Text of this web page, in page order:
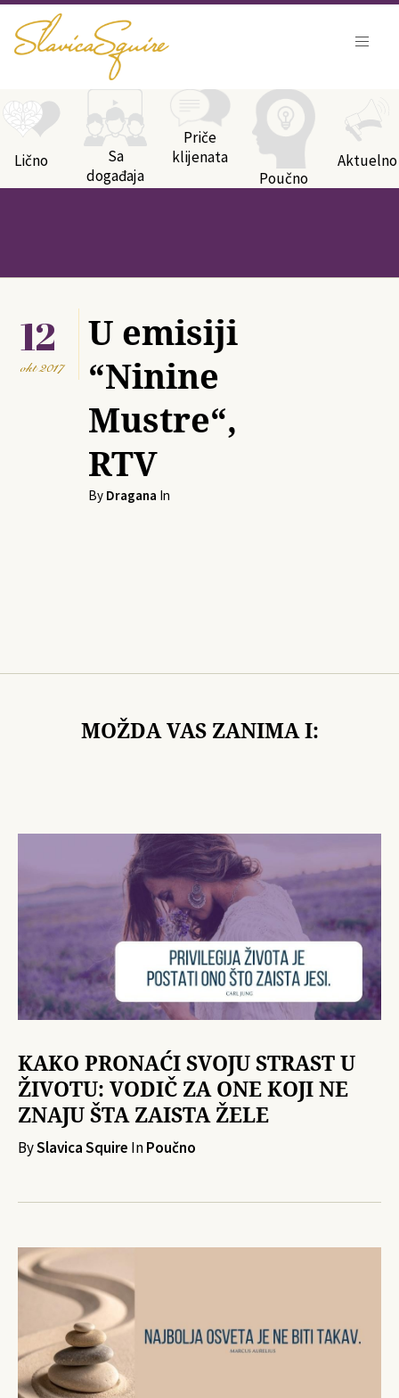
Kategorije bloga
Lično
Sa
događaja
Priče
klijenata
Poučno
Aktuelno
12
okt2017
U emisiji
“Ninine
Mustre“,
RTV
By Dragana In
MOŽDA VAS ZANIMA I:
KAKO PRONAĆI SVOJU STRAST U
ŽIVOTU: VODIČ ZA ONE KOJI NE
ZNAJU ŠTA ZAISTA ŽELE
BySlavica Squire InPoučno